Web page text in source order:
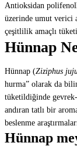
Antioksidan
üzerinde umut verici
çeşitlilik amaçlı
Hünnap
Hünnap (Ziziphus
hurma” olarak da
tüketildiğinde
andıran tatlı bir
beslenme
Hünnap